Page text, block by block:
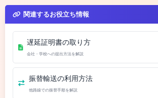
関連するお役立ち情報
遅延証明書の取り方
会社・学校への提出方法を解説
振替輸送の利用方法
他路線での振替手順を解説